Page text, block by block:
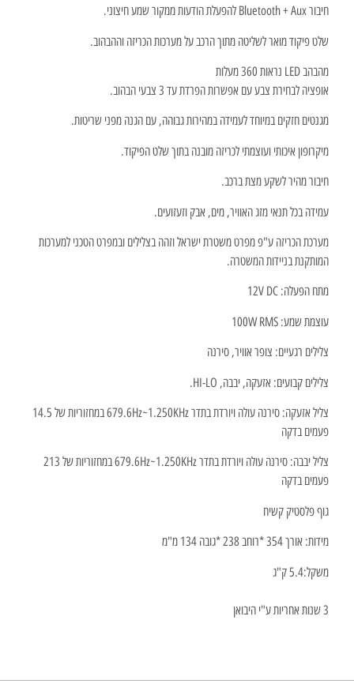
חיבור Bluetooth + Aux להפעלת הודעות ממקור שמע חיצוני.
שלט פיקוד מואר לשליטה מתוך הרכב על מערכות הכריזה וההבהוב.
מהבהב LED נראות 360 מעלות
אופציה לבחירת צבע עם אפשרות הפרדת עד 3 צבעי הבהוב.
מגנטים חזקים במיוחד לעמידה במהירות גבוהה, עם הגנה מפני שריטות.
מיקרופון איכותי ועוצמתי לכריזה מובנה בתוך שלט הפיקוד.
חיבור מהיר לשקע מצת ברכב.
עמידה בכל תנאי מזג האוויר, מים, אבק וזעזועים.
מערכת הכריזה ע"פ מפרט משטרת ישראל וזהה בצלילים ובמפרט הטכני למערכות
המותקנת בניידות המשטרה.
מתח הפעלה: 12V DC
עוצמת שמע: 100W RMS
צלילים רגעיים: צופר אוויר, סירנה
צלילים קבועים: אזעקה, יבבה, HI-LO.
צליל אזעקה:
סירנה עולה ויורדת בתדר 679.6Hz~1.250KHz במחזוריות של 14.5
פעמים בדקה
צליל יבבה:
סירנה עולה ויורדת בתדר 679.6Hz~1.250KHz במחזוריות של 213
פעמים בדקה
גוףפלסטיק קשיח
מידות: אורך 354 * רוחב 238 * גובה 134 מ"מ
משקל:5.4 ק"ג
3 שנות אחריות ע"י היבואן